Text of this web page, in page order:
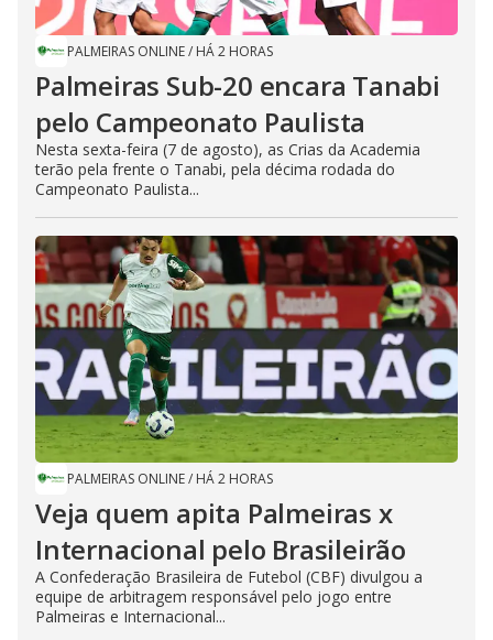
PALMEIRAS ONLINE/ HÁ 2 HORAS
Palmeiras Sub-20 encara Tanabi
pelo Campeonato Paulista
Nesta sexta-feira (7 de agosto), as Crias da Academia
terão pela frente o Tanabi, pela décima rodada do
Campeonato Paulista...
PALMEIRAS ONLINE/ HÁ 2 HORAS
Veja quem apita Palmeiras x
Internacional pelo Brasileirão
A Confederação Brasileira de Futebol (CBF) divulgou a
equipe de arbitragem responsável pelo jogo entre
Palmeiras e Internacional...